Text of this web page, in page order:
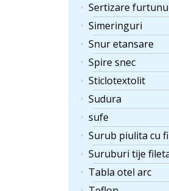
Sertizare
Simeringuri
Snur etansare
Spire snec
Sticlotextolit
Sudura
sufe
Surub piulita cu
Suruburi tije
Tabla otel arc